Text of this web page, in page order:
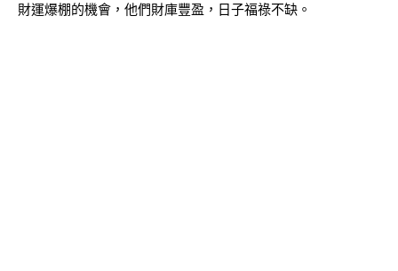
財運爆棚的機會，他們財庫豐盈，日子福祿不缺。